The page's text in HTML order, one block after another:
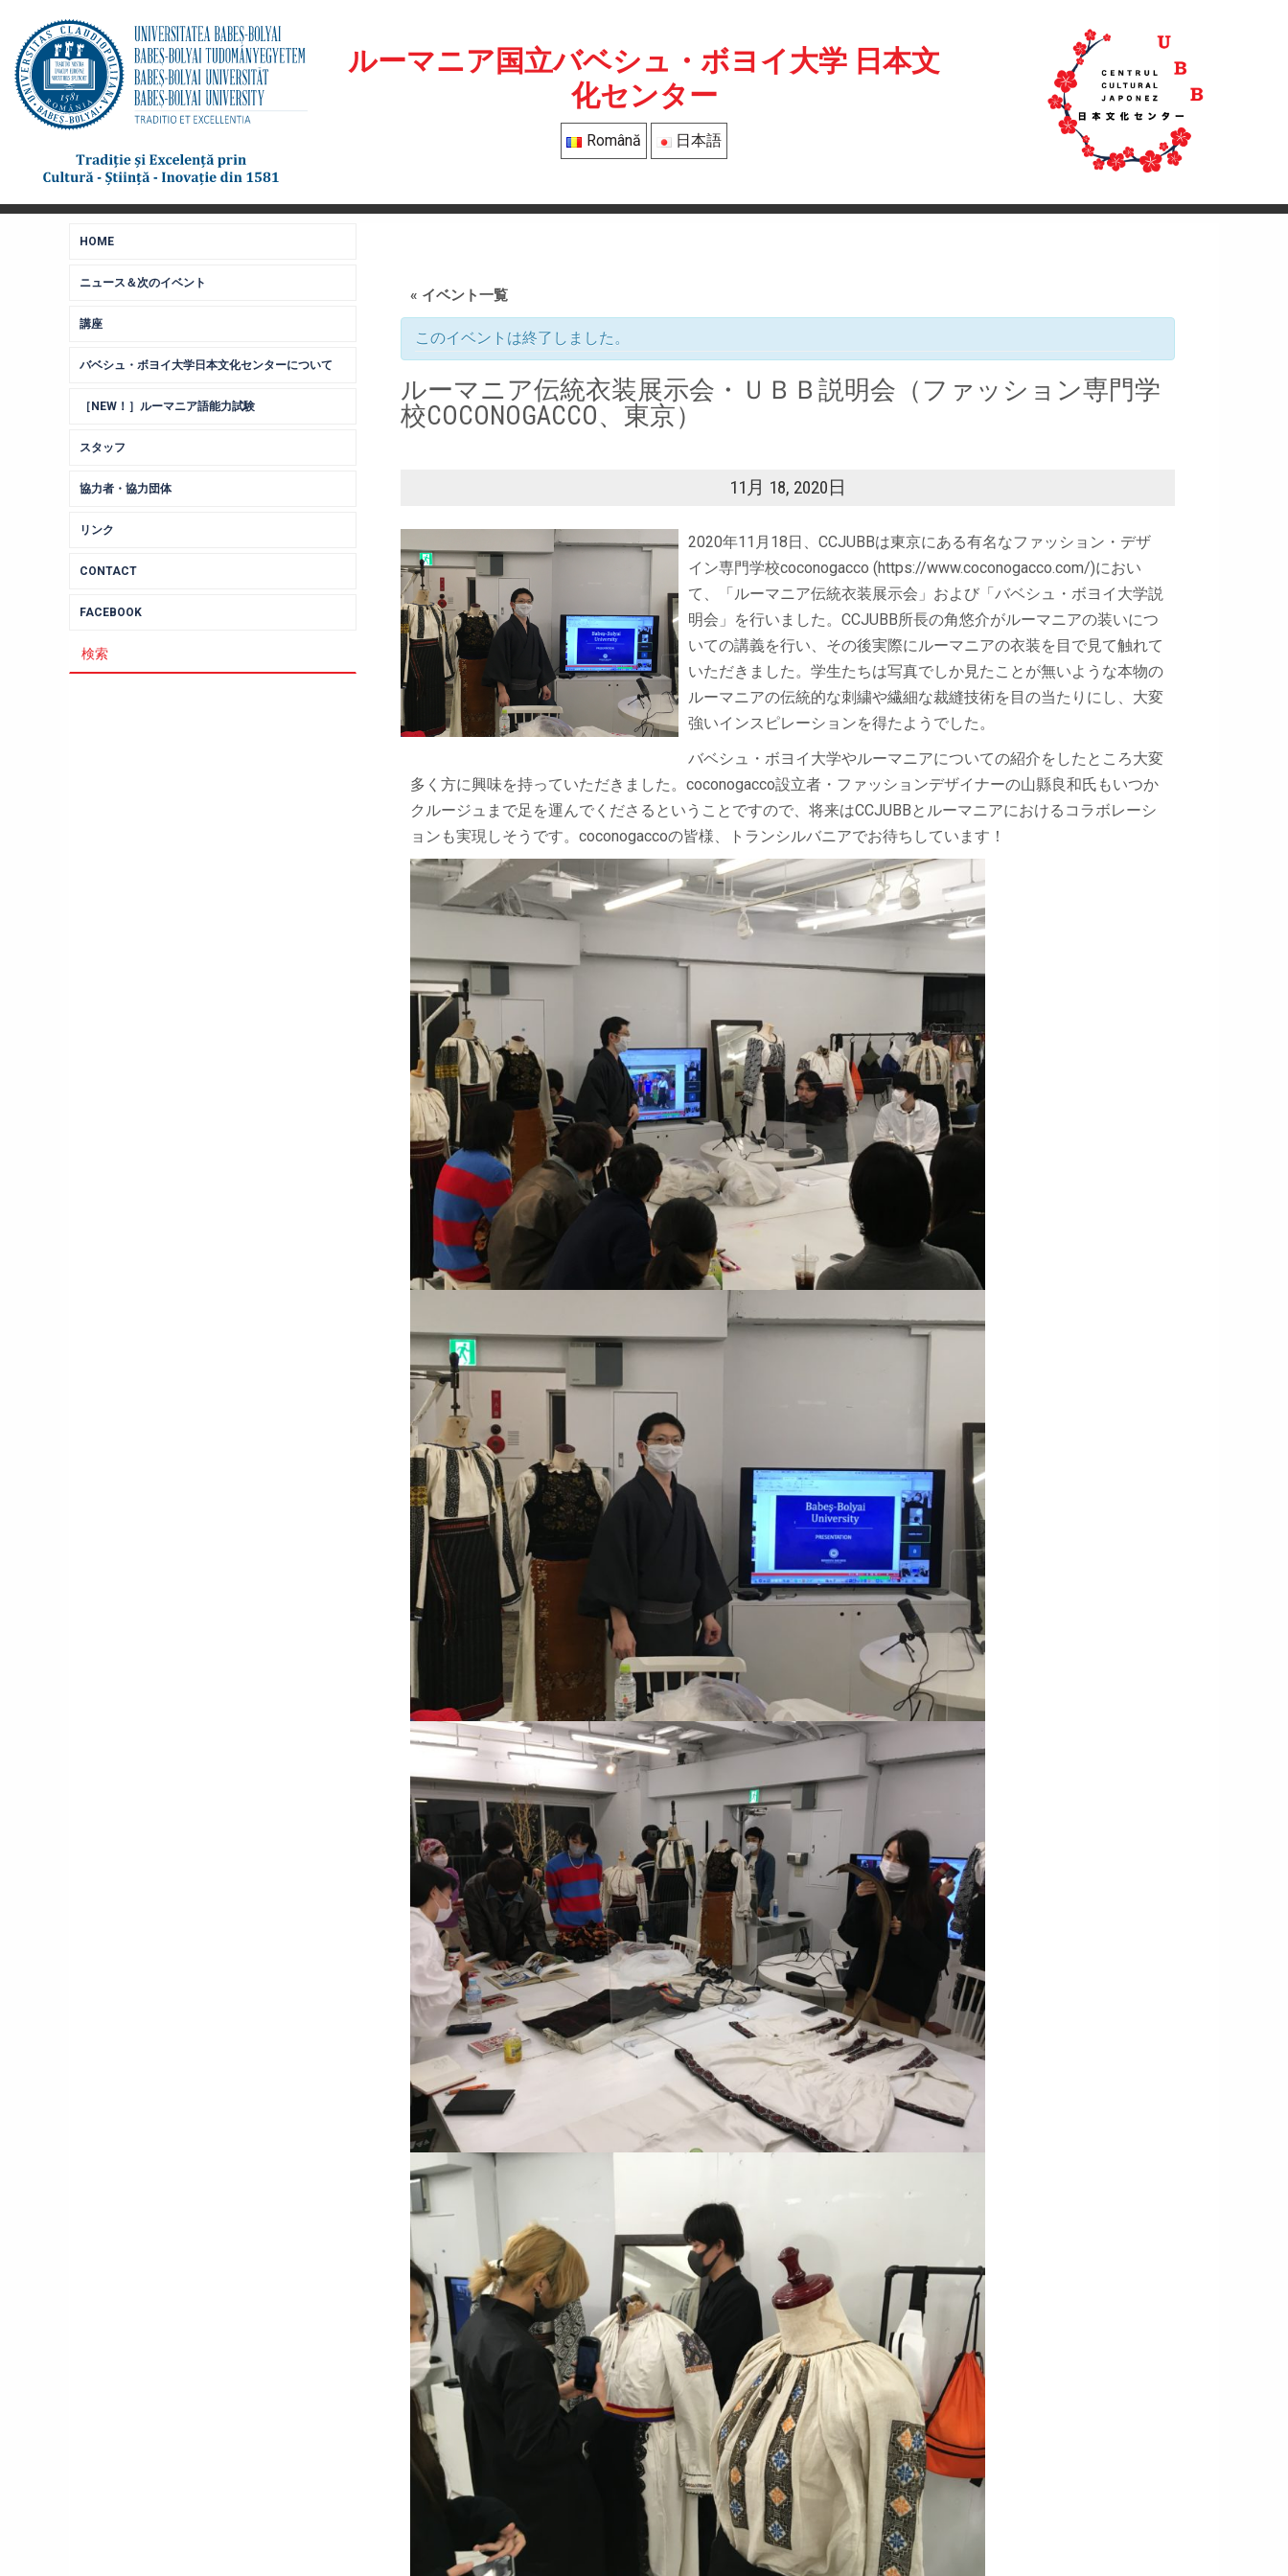
ルーマニア国立バベシュ・ボヨイ大学 日本文
化センター
Română 日本語
HOME
ニュース＆次のイベント
講座
バベシュ・ボヨイ大学日本文化センターについて
［NEW！］ルーマニア語能力試験
スタッフ
協力者・協力団体
リンク
CONTACT
FACEBOOK
« イベント一覧
このイベントは終了しました。
ルーマニア伝統衣装展示会・ＵＢＢ説明会（ファッション専門学
校COCONOGACCO、東京）
11月 18, 2020日
2020年11月18日、CCJUBBは東京にある有名なファッション・デザ
イン専門学校coconogacco (https://www.coconogacco.com/)におい
て、「ルーマニア伝統衣装展示会」および「バベシュ・ボヨイ大学説
明会」を行いました。CCJUBB所長の角悠介がルーマニアの装いにつ
いての講義を行い、その後実際にルーマニアの衣装を目で見て触れて
いただきました。学生たちは写真でしか見たことが無いような本物の
ルーマニアの伝統的な刺繍や繊細な裁縫技術を目の当たりにし、大変
強いインスピレーションを得たようでした。
バベシュ・ボヨイ大学やルーマニアについての紹介をしたところ大変
多く方に興味を持っていただきました。coconogacco設立者・ファッションデザイナーの山縣良和氏もいつか
クルージュまで足を運んでくださるということですので、将来はCCJUBBとルーマニアにおけるコラボレーシ
ョンも実現しそうです。coconogaccoの皆様、トランシルバニアでお待ちしています！